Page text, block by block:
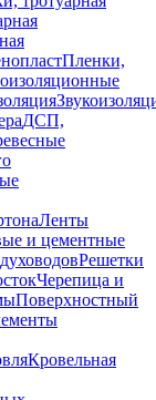
Пленки,
ДСП,
Ленты
и цементные
Решетки
Черепица и
Поверхностный
Кровельная